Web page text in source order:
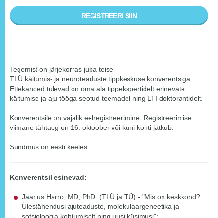
REGISTREERI SIIN
Tegemist on järjekorras juba teise
TLÜ käitumis- ja neuroteaduste tippkeskuse konverentsiga.
Ettekanded tulevad on oma ala tippekspertidelt erinevate
käitumise ja aju tööga seotud teemadel ning LTI doktorantidelt.
Konverentsile on vajalik eelregistreerimine . Registreerimise
viimane tähtaeg on 16. oktoober või kuni kohti jätkub.
Sündmus on eesti keeles.
Konverentsil esinevad:
Jaanus Harro , MD, PhD. (TLÜ ja TÜ) - "Mis on keskkond?
Ülestähendusi ajuteaduste, molekulaargeneetika ja
sotsioloogia kohtumiselt ning uusi küsimusi";